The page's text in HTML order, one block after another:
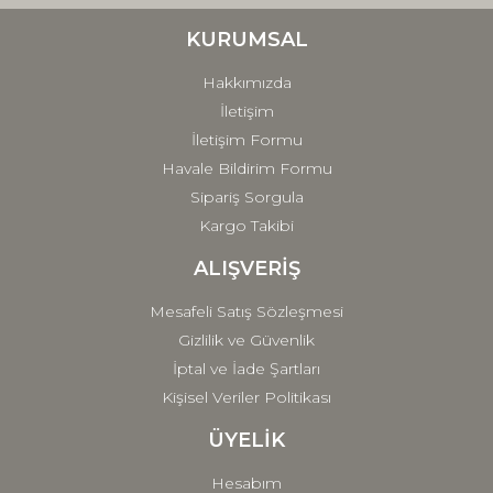
Ürün fiyatı diğer sitelerden daha pahalı.
Gönder
KURUMSAL
Hakkımızda
İletişim
İletişim Formu
Havale Bildirim Formu
Sipariş Sorgula
Kargo Takibi
ALIŞVERİŞ
Mesafeli Satış Sözleşmesi
Gizlilik ve Güvenlik
İptal ve İade Şartları
Kişisel Veriler Politikası
ÜYELİK
Hesabım